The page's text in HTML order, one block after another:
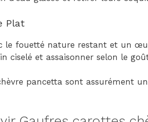
Plat
le fouetté nature restant et un
ciselé et assaisonner selon le
pancetta sont assurément